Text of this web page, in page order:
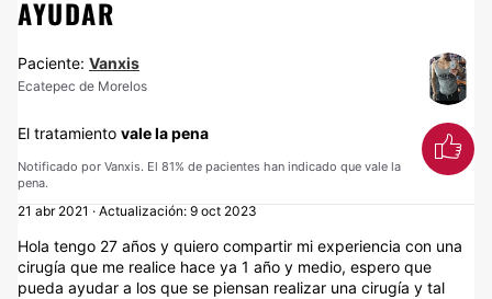
AYUDAR
Paciente: Vanxis
Ecatepec de Morelos
El tratamiento vale la pena
Notificado por Vanxis. El 81% de pacientes han indicado que vale la
pena.
21 abr 2021 · Actualización: 9 oct 2023
Hola tengo 27 años y quiero compartir mi experiencia con una cirugía que me realice hace ya 1 año y medio, espero que pueda ayudar a los que se piensan realizar una cirugía y tal vez se puedan identificar conmigo. La principal razón de mi cirugía fue por salud debido a que no podía respirar, prácticamente respiraba por la boca y en las mañanas despertaba con la garganta seca y áspera ya que solo respiraba por la boca siempre me fatigaba al realizar una actividad y me cansaba muy rápido por la mínima actividad aeróbica que realizará y en segunda era que ya que me iba a realizar esa cirugía pues qué más daba que realizaran el retoque a mi nariz desviada. Busque muchas opciones y aquí es donde encontré a un doctor que me pareció bueno su trabajo, en mi búsqueda noté que en las redes sociales que maneja subía fotos de muchos resultados de una operación con técnica llamada ultrasónica al ver las fotos me convenció ya que los resultados eran muy buenos en los casos. Al acudir a la primera cita me tomo fotos e hizo un bosquejo en 3D lo cual me pareció excelente ya que el bosquejo corregía “Nariz desviada con una giba nasal, levantamiento de punta nasal, recortar un poco las alas nasales y por supuesto corregir el tema de la respiración” todo este modelo se llevó a cabo tomando en cuenta las proporciones faciales, el dr comentaba que la nariz debía ser proporcional y verse natural así que me midió con un calibrador parecía muy exacto y profesional a comparación de otros doctores a los que había acudido anteriormente, esto me hizo sentir seguridad ya que me pareció excelente al final el modelo 3D quedo impresionante realmente me emociono (cabe mencionar que ese modelo era un aproximado de lo que esperaría en el resultado) ver el cambio ya que me mostraba en una pantalla mi antes y después claro en 3D. Tomando en cuenta estos resultado tome la decisión de operarme con el. Para esto debo decir que mi nariz de verdad iba ser un reto mi nariz es grande se podría decir que es un “monumento al moco” con todo lo antes mencionado de verdad era algo que siempre me ha acomplejado y anhelaba hacer. El proceso fue bueno siempre me hablo con honestidad me comento que mi nariz era complicada y más por la desviación, está la tuve a partir de golpes desde la edad de 8 años lo que era un reto aún más grande debido a que prácticamente mi hueso nasal creció de esa manera y tenía la tendencia a desvío lo cual es el gran reto de un cirujano ya que puede ser que esta pueda o tienda a desviarse un poco a la zona donde se encontraba desviada “otra vez” lo cual suponía una segunda intervención para corregirlo nuevamente, por supuesto que esto tendría un costo aparte lo cual para mí no había problema y así entendí mi caso, así mismo yo sabía algo ya que había investigado mucho y de verdad no me ilusionaba demasiado en qué la primera cirugía corrigiera todo. Llegó el día de la cirugía está duro demasiado al rededor de poco más de 3 horas aprox. Al despertar era incómodo para todo aquel que haya pasado por eso me entenderá, en mi investigación previa viendo videos leyendo experiencias coincidía que después de una operación a la semana quitaban las vendas nasales pos operatorio y después era usar el micropor por por las noches aprox 1 mes y medio o dos meses más o menos y después ya era normal no seguir usando micropore así como sabía los procesos desinflamatorios de la nariz que podían ir hasta el año. En mi caso la primera cita pos operativa fue a la semana esta era para retirar el vendaje nasal y férula para posteriormente sólo usar micropore y aquí es donde empieza la decepción en primera porque de todo lo que debía hacer olvidó cortar esas alas nasales o no lo hizo durante la cirugía y mi enojo fue un tanto grande ya que el mismo había comentado que me cortaría ya que estaba muy ancha para las proporciones y desde ese momento intuí que si necesitaría otra cirugía para la corrección ya que cuando me quitaron el vendaje nasal pude notar la impresión del dr realmente fue algo así como pues no quedó bien pero bueno, lo que me comento es que mi nariz al ser grande pues estaba muy inflamada aún y que tenía que usar por otra semana más la férula a la sig semana acudí nuevamente para que me quitara esa férula y así fue me comento que en los próximos 30 días debía usar micropore día y noche ya que mi nariz al ser un desvío no debíamos dar paso a que quisiera tender nuevamente hacia un lado y así lo hice 30 días, en la sig cita la nariz se veía muy inflamada y la verdad es que ya empezaba a notarse el desvío claro que no igual que antes pero si se notaba el dr decía que aún estaba inflamada así que me mando usar micropore por otros 30 días en día y noche y cuando terminará esos días lo usará solo en la noche por otros 30 días y así lo hice en el tercer mes mi nariz no desinflama ni un poco, del lado donde se encontraba desviada se veía abultada y la punta se veía ancha el día de la cita cuando me vio me dijo que efectivamente se veía inflamada y que me inyectaría algo que se le conoce como cortísol es un esteroide para desinflamar yo ya tenia el conocimiento de esto ya que en mi investigación leí casos donde se utilizó para aumentar el proceso de desinflamacion así como sabía que no era recomendable que se realizara constantemente, las inyecciones las aplicó directamente en el bulto al siguiente mes lo volvió aplicar, de pronto se cumplieron 6 meses y ya tocaba la cita nuevamente para esto yo ya tenia la desinflamacion a nivel del torso pero la punta aún seguía grande de echo en este punto aún sentía la nariz pesada algo así como cuando te golpeas un dedo y sientes inflamación y pesadez espero que lo entiendan yo notaba que realmente el resultado no fue lo que esperaba de todo lo que se tenía planeado, 1.- no me cortaron las alas nasales lo cual me hace ver la nariz ancha no es proporcional a la separación de los ojos según los estándares. 2.- la punta de la nariz es ancha lo cual no es proporcional de acuerdo al tamaño del establecido según a la unión en el labio superior. 3.- la desviación ya era más evidente. En este punto yo le hice saber mis inquietudes al doctor sin embargo él insistía a que debido a mi caso era complicado mi nariz aun tenia inflamación y que mi proceso de desinflamacion podía llegar hasta poco más de 1 año. En este punto yo me sentía triste porque realmente para mi los 6 meses había sido difíciles realmente me considero que soy una persona social, iba al gimnasio salía con amigos, amigas en general esos 6 meses me la pase tumbado sin hacer nada y trabajando desde casa por la pandemia lo cual me vino eso bien ya que yo aun no me sentía seguro de salir a las calles así porque no se veía un resultado completo lo que yo había investigado era que aprox en ese tiempo ya había un gran cambio en muchas personas que se realizaban la operación y aquí es donde me di cuenta que las experiencias donde la gente comparte resultados al primer, segundo o tercer mes que son impresionantes son cirugía de intervención “mínima” en la mayoría de los casos no son tan complejos como fue mi caso o realmente mi cirugía no fue buena. En la última cita a los 12 meses o un año debo decir que si hubo desinflamacion pero aun se notaba, el doctor me decía que había quedado perfecto pero era obvio qué hay una desproporción ya que mi dorso considero que no concuerda con lo ancha que se nóta lo cual exprese mi deseo por realizar un retoque a esos pequeños detalles en resumen (en resume las alas nasales eran igual de anchas que al principio, la punta aun se nota grande, aun se nota una pequeña desviación, al sonreír por la punta que es ancha se ve un poco caída y también se siente débil de un lado es decir si empujó la nariz de un lado siento que se mueve fácil que si lo hago del lado contrario) ya antes mencionados a lo que él dijo: que no consideraba realizarlo y que él no me operaría y seguramente si iba con otro cirujano no realizaría la operación ya que está había sido perfecta, en ese momento me di cuenta que el doctor realmente se portó prepotente ya que pienso que el intuyo que mi comentario a realizarme una nueva cirugía de corrección la tenía que hacer gratis ya que como no quedó bien era su deber realizarla, yo entiendo que no era así y que yo debía de cubrir esa segunda intervención sin embargo esperaba también parte de responsabilidad de su parte lo cual no fue así nunca acepto que cometió errores y que no fue una cirugía pues exitosa siempre se excusó diciendo que estaba inflamada y que esa era la proporción mi rostro lo cual no lo era ya que el bosquejo de 3D era diferente. Debo comentar que en este punto en lugar de salir enojado salí triste y decepcionado ya que casi me dio a entender que eso era lo máximo que se podía hacer para ayudarme y que no quedaría bien si me realizo otra intervención. Actualmente tengo 1 año y 5 meses de operado en este punto entiendo que la inflamación que en su momento tenía llego al punto final y que como se ve ahora es cómo va permanecer, debo compartirles que en mi opinión se me hizo una cirugía muy buena porque me corrigió mi tabique desviado claro que no al 100% pero si a un 90%, la giba ya no la tengo y puedo respirar mejor sin embargo los puntos que ya antes mencioné si pueden corregirse y entiendo que la idea es que mi nariz quedara con proporciones a mis facciones y se vea natural pero siento que no fue así ya que en tamaño se ve desproporcionada sobre todo en la punta con decirles que mis ojos son pequeños mi boca es pequeña y la forma de mi rostro es de mandíbula ancha. En fin si me preguntan si el cirujano es bueno tengo que decir que si y si lo recomiendo pues claro que si es muy bueno pero creo que destaca más que cirugías no tan complejas espero que me entiendan ya que revisando los casos por redes sociales que atendió en su mayoría son personas que sólo corrige la punta de narices pequeñas al menos esa es mi percepción, el reto completo es cuando es grande, desviada y tosca como la mía. L